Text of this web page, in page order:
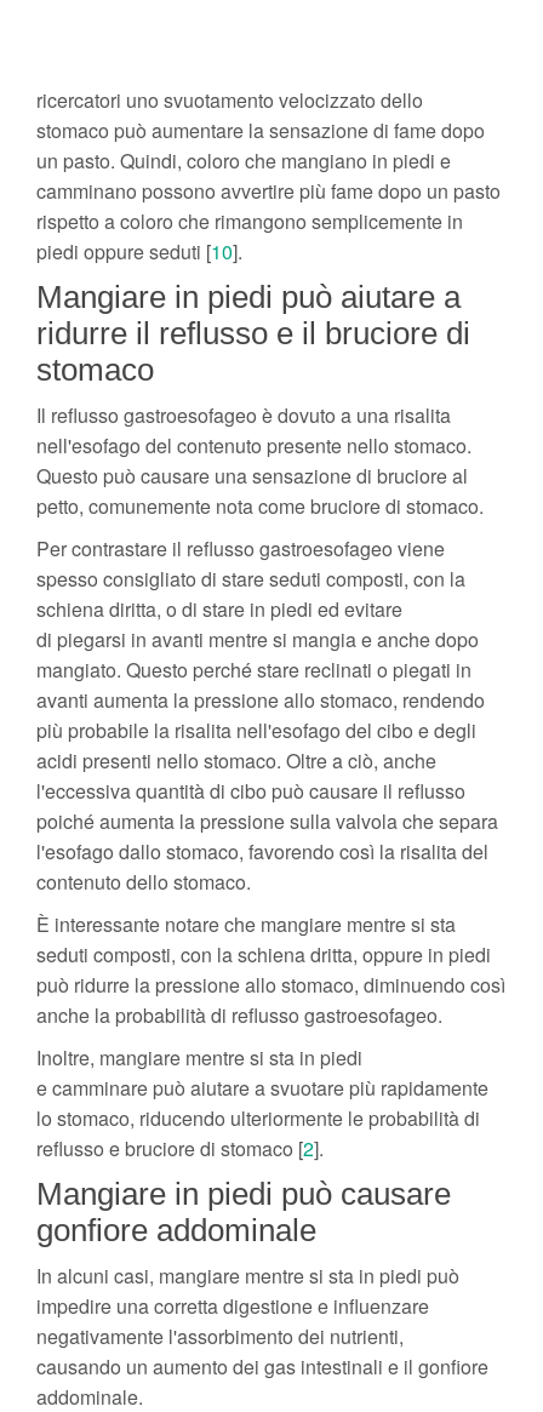
ricercatori uno svuotamento velocizzato dello
stomaco può aumentare la sensazione di fame dopo
un pasto. Quindi, coloro che mangiano in piedi e
camminano possono avvertire più fame dopo un pasto
rispetto a coloro che rimangono semplicemente in
piedi oppure seduti [10].
Mangiare in piedi può aiutare a
ridurre il reflusso e il bruciore di
stomaco
Il reflusso gastroesofageo è dovuto a una risalita
nell'esofago del contenuto presente nello stomaco.
Questo può causare una sensazione di bruciore al
petto, comunemente nota come bruciore di stomaco.
Per contrastare il reflusso gastroesofageo viene
spesso consigliato di stare seduti composti, con la
schiena diritta, o di stare in piedi ed evitare
di piegarsi in avanti mentre si mangia e anche dopo
mangiato. Questo perché stare reclinati o piegati in
avanti aumenta la pressione allo stomaco, rendendo
più probabile la risalita nell'esofago del cibo e degli
acidi presenti nello stomaco. Oltre a ciò, anche
l'eccessiva quantità di cibo può causare il reflusso
poiché aumenta la pressione sulla valvola che separa
l'esofago dallo stomaco, favorendo così la risalita del
contenuto dello stomaco.
È interessante notare che mangiare mentre si sta
seduti composti, con la schiena dritta, oppure in piedi
può ridurre la pressione allo stomaco, diminuendo così
anche la probabilità di reflusso gastroesofageo.
Inoltre, mangiare mentre si sta in piedi
e camminare può aiutare a svuotare più rapidamente
lo stomaco, riducendo ulteriormente le probabilità di
reflusso e bruciore di stomaco [2].
Mangiare in piedi può causare
gonfiore addominale
In alcuni casi, mangiare mentre si sta in piedi può
impedire una corretta digestione e influenzare
negativamente l'assorbimento dei nutrienti,
causando un aumento dei gas intestinali e il gonfiore
addominale.